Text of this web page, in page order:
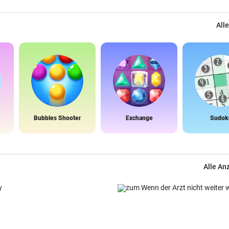
Bubbles Shooter Exchange
Alle